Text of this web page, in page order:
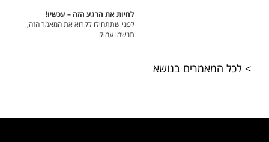
לחיות את הרגע הזה – עכשיו!
לפני שתתחילו לקרוא את המאמר הזה,
תנשמו עמוק.
> לכל המאמרים בנושא